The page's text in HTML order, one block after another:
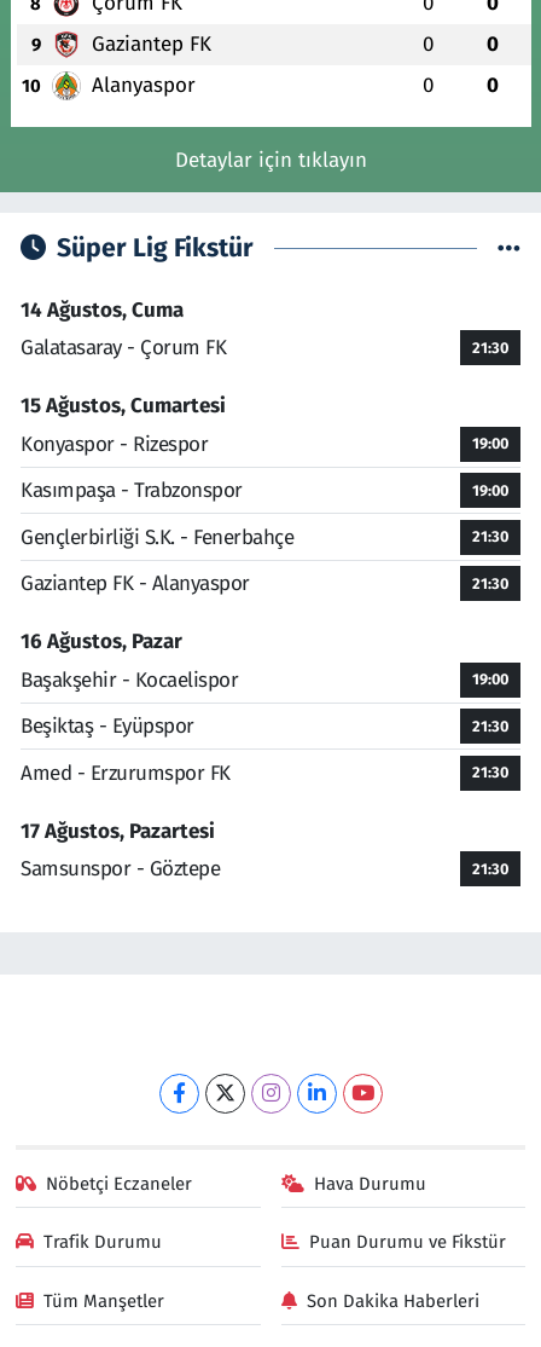
9 Gaziantep FK 0 0
10 Alanyaspor 0 0
Detaylar için tıklayın
Süper Lig Fikstür
14 Ağustos, Cuma
Galatasaray - Çorum FK
21:30
15 Ağustos, Cumartesi
Konyaspor - Rizespor
19:00
Kasımpaşa - Trabzonspor 19:00
Gençlerbirliği S.K. - Fenerbahçe 21:30
Gaziantep FK - Alanyaspor 21:30
16 Ağustos, Pazar
Başakşehir - Kocaelispor
19:00
Beşiktaş - Eyüpspor 21:30
Amed - Erzurumspor FK 21:30
17 Ağustos, Pazartesi
Samsunspor - Göztepe
21:30
Nöbetçi Eczaneler Hava Durumu
Trafik Durumu Puan Durumu ve Fikstür
Tüm Manşetler Son Dakika Haberleri